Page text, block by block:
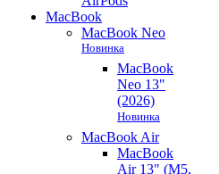
MacBook
MacBook Neo
Новинка
MacBook
Neo 13"
(2026)
Новинка
MacBook Air
MacBook
Air 13" (M5,